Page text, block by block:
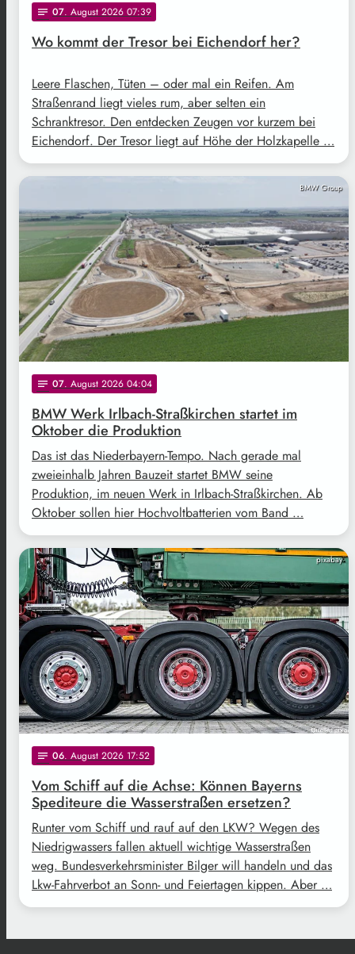
notes 07. August 2026 07:39
Wo kommt der Tresor bei Eichendorf her?
Leere Flaschen, Tüten – oder mal ein Reifen. Am
Straßenrand liegt vieles rum, aber selten ein
Schranktresor. Den entdecken Zeugen vor kurzem bei
Eichendorf. Der Tresor liegt auf Höhe der Holzkapelle …
BMW Group
notes 07. August 2026 04:04
BMW Werk Irlbach-Straßkirchen startet im
Oktober die Produktion
Das ist das Niederbayern-Tempo. Nach gerade mal
zweieinhalb Jahren Bauzeit startet BMW seine
Produktion, im neuen Werk in Irlbach-Straßkirchen. Ab
Oktober sollen hier Hochvoltbatterien vom Band …
pixabay
notes 06. August 2026 17:52
Vom Schiff auf die Achse: Können Bayerns
Spediteure die Wasserstraßen ersetzen?
Runter vom Schiff und rauf auf den LKW? Wegen des
Niedrigwassers fallen aktuell wichtige Wasserstraßen
weg. Bundesverkehrsminister Bilger will handeln und das
Lkw-Fahrverbot an Sonn- und Feiertagen kippen. Aber …